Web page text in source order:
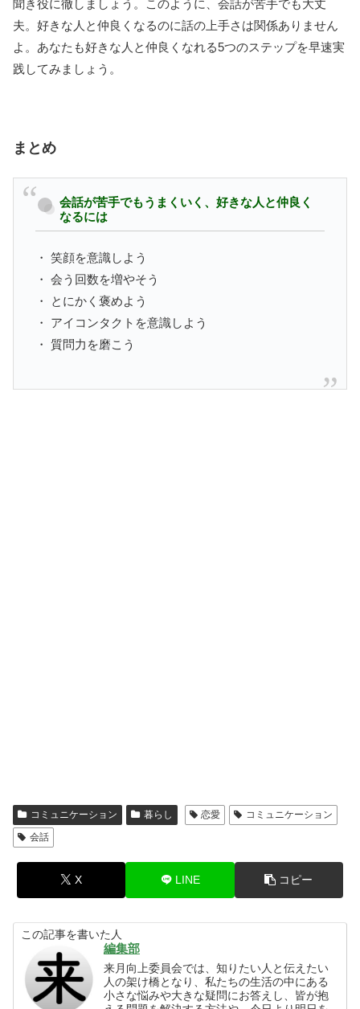
聞き役に徹しましょう。このように、会話が苦手でも大丈
夫。好きな人と仲良くなるのに話の上手さは関係ありません
よ。あなたも好きな人と仲良くなれる5つのステップを早速実
践してみましょう。
まとめ
会話が苦手でもうまくいく、好きな人と仲良く
なるには
・ 笑顔を意識しよう
・ 会う回数を増やそう
・ とにかく褒めよう
・ アイコンタクトを意識しよう
・ 質問力を磨こう
コミュニケーション 暮らし 恋愛
コミュニケーション
会話
X LINE コピー
この記事を書いた人
編集部
来月向上委員会では、知りたい人と伝えたい
人の架け橋となり、私たちの生活の中にある
小さな悩みや大きな疑問にお答えし、皆が抱